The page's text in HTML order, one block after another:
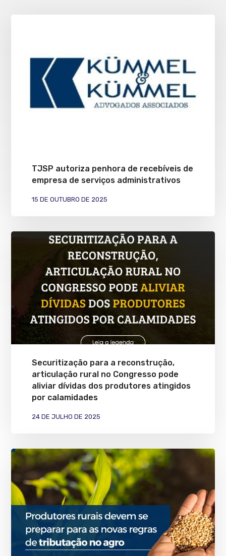
TJSP autoriza penhora de recebíveis de
empresa de serviços administrativos
15 DE OUTUBRO DE 2025
Securitização para a reconstrução,
articulação rural no Congresso pode
aliviar dívidas dos produtores atingidos
por calamidades
24 DE JULHO DE 2025